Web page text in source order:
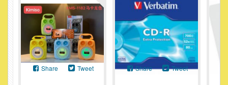
Share Tweet Share Tweet